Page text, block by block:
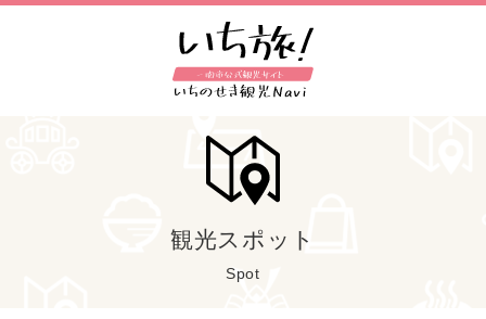
観光スポット
Spot